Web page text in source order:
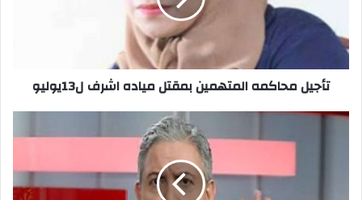
اشرف
ل13يوليو
تأجيل محاكمه المتهمين بمقتل مياده اشرف ل13يوليو
حبس